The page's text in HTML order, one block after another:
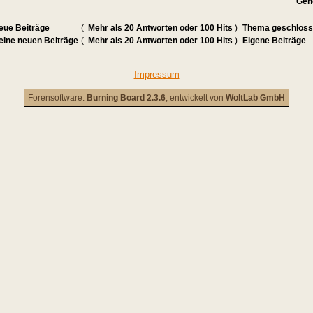
Beiträge ( Mehr als 20 Antworten oder 100 Hits ) Thema
neuen Beiträge ( Mehr als 20 Antworten oder 100 Hits ) Eigene Beiträge
Impressum
Forensoftware: Burning Board 2.3.6, entwickelt von WoltLab GmbH